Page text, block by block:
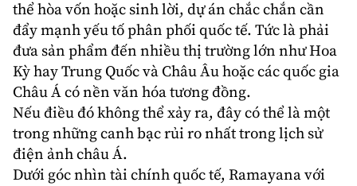
thể hòa vốn hoặc sinh lời, dự án chắc chắn cần
đẩy mạnh yếu tố phân phối quốc tế. Tức là phải
đưa sản phẩm đến nhiều thị trường lớn như Hoa
Kỳ hay Trung Quốc và Châu Âu hoặc các quốc gia
Châu Á có nền văn hóa tương đồng.
Nếu điều đó không thể xảy ra, đây có thể là một
trong những canh bạc rủi ro nhất trong lịch sử
điện ảnh châu Á.
Dưới góc nhìn tài chính quốc tế, Ramayana với